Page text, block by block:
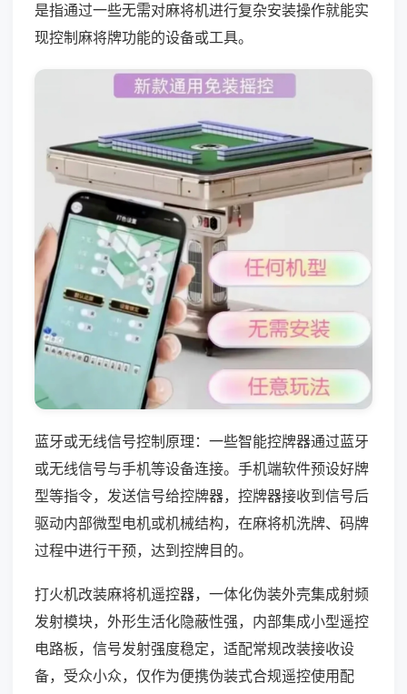
是指通过一些无需对麻将机进行复杂安装操作就能实
现控制麻将牌功能的设备或工具。
蓝牙或无线信号控制原理：一些智能控牌器通过蓝牙
或无线信号与手机等设备连接。手机端软件预设好牌
型等指令，发送信号给控牌器，控牌器接收到信号后
驱动内部微型电机或机械结构，在麻将机洗牌、码牌
过程中进行干预，达到控牌目的。
打火机改装麻将机遥控器，一体化伪装外壳集成射频
发射模块，外形生活化隐蔽性强，内部集成小型遥控
电路板，信号发射强度稳定，适配常规改装接收设
备，受众小众，仅作为便携伪装式合规遥控使用配